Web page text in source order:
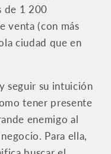
de 1 200
venta (con más
ciudad que en
seguir su intuición
tener presente
enemigo al
Para ella,